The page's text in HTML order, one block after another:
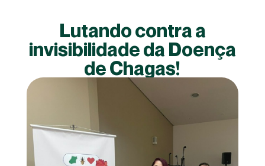
Lutando contra a
invisibilidade da Doença
de Chagas!